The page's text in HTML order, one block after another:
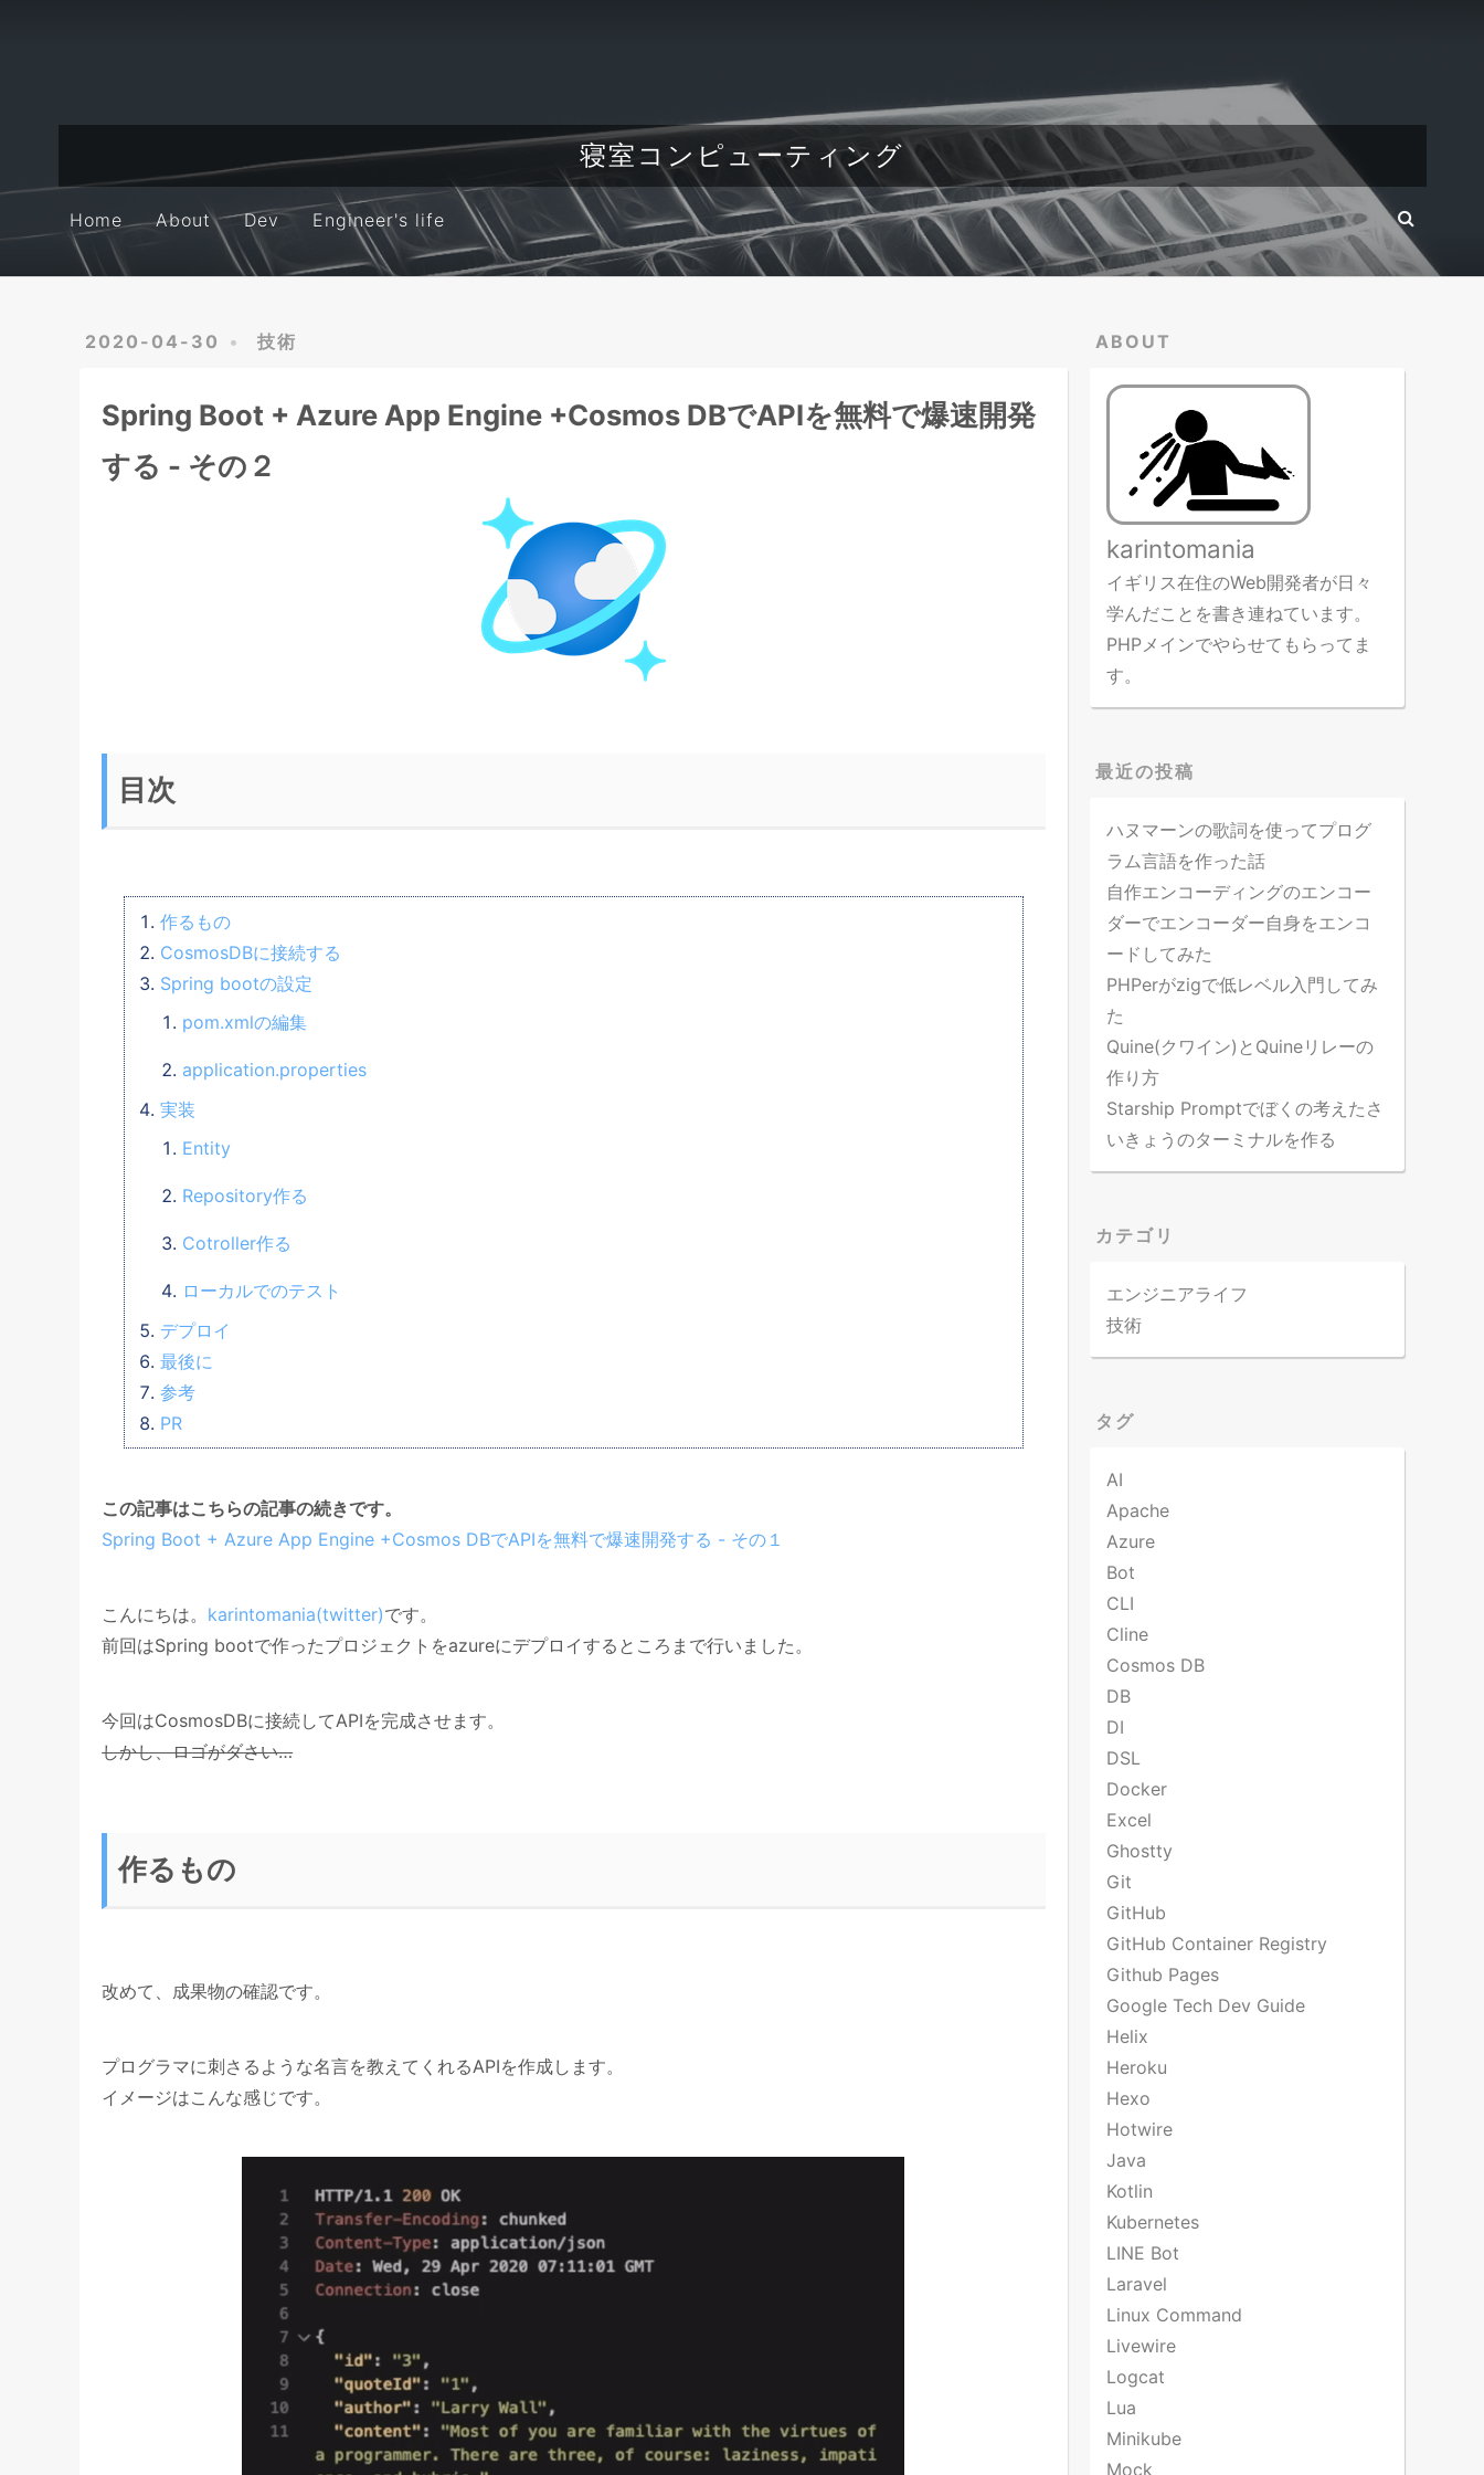
寝室コンピューティング
Home About Dev Engineer's life
2020-04-30 技術
Spring Boot + Azure App Engine +Cosmos DBでAPIを無料で爆速開発
する - その２
目次
作るもの
CosmosDBに接続する
Spring bootの設定
pom.xmlの編集
application.properties
実装
Entity
Repository作る
Cotroller作る
ローカルでのテスト
デプロイ
最後に
参考
PR
この記事はこちらの記事の続きです。
Spring Boot + Azure App Engine +Cosmos DBでAPIを無料で爆速開発する - その１
こんにちは。 karintomania(twitter)です。
前回はSpring bootで作ったプロジェクトをazureにデプロイするところまで行いました。
今回はCosmosDBに接続してAPIを完成させます。
しかし、ロゴがダさい…
作るもの
改めて、成果物の確認です。
プログラマに刺さるような名言を教えてくれるAPIを作成します。
イメージはこんな感じです。
ABOUT
karintomania
イギリス在住のWeb開発者が日々
学んだことを書き連ねています。
PHPメインでやらせてもらってま
す。
最近の投稿
ハヌマーンの歌詞を使ってプログ
ラム言語を作った話
自作エンコーディングのエンコー
ダーでエンコーダー自身をエンコ
ードしてみた
PHPerがzigで低レベル入門してみ
た
Quine(クワイン)とQuineリレーの
作り方
Starship Promptでぼくの考えたさ
いきょうのターミナルを作る
カテゴリ
エンジニアライフ
技術
タグ
AI
Apache
Azure
Bot
CLI
Cline
Cosmos DB
DB
DI
DSL
Docker
Excel
Ghostty
Git
GitHub
GitHub Container Registry
Github Pages
Google Tech Dev Guide
Helix
Heroku
Hexo
Hotwire
Java
Kotlin
Kubernetes
LINE Bot
Laravel
Linux Command
Livewire
Logcat
Lua
Minikube
Mock